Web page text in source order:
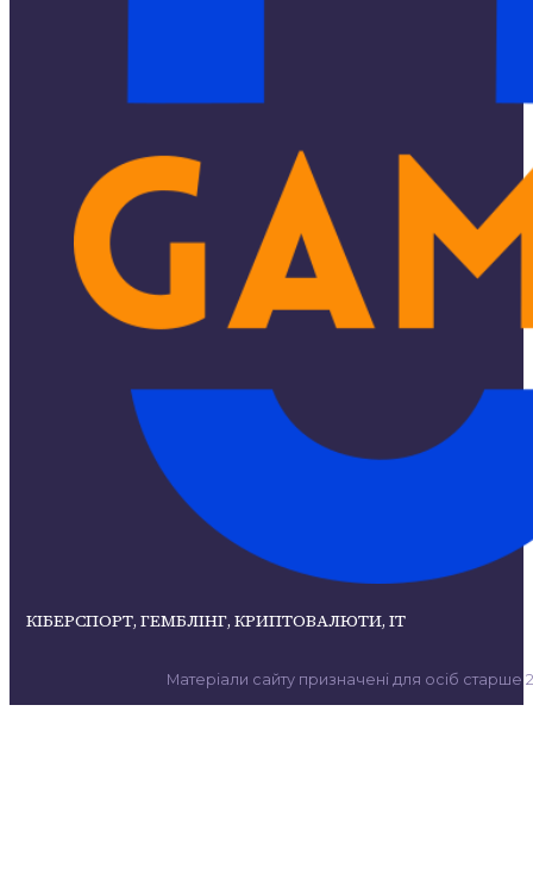
КІБЕРСПОРТ, ГЕМБЛІНГ, КРИПТОВАЛЮТИ, ІТ
Матеріали сайту призначені для осіб старше